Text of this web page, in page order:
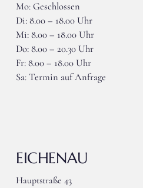
Mo: Geschlossen
Di: 8.00 – 18.00 Uhr
Mi: 8.00 – 18.00 Uhr
Do: 8.00 – 20.30 Uhr
Fr: 8.00 – 18.00 Uhr
Sa: Termin auf Anfrage
EICHENAU
Hauptstraße 43